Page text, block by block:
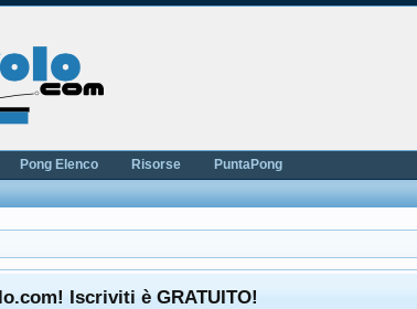
Iscriviti è GRATUITO!
Pong Elenco Risorse PuntaPong